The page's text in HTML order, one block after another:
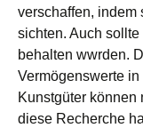
verschaffen, indem
sichten. Auch
behalten wwrden.
Vermögenswerte
Kunstgüter können
diese Recherche